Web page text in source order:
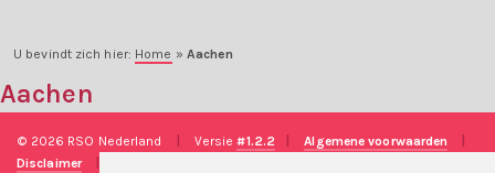
U bevindt zich hier: Home » Aachen
Aachen
© 2026 RSO Nederland Versie#1.2.2 Algemene voorwaarden
Disclaimer